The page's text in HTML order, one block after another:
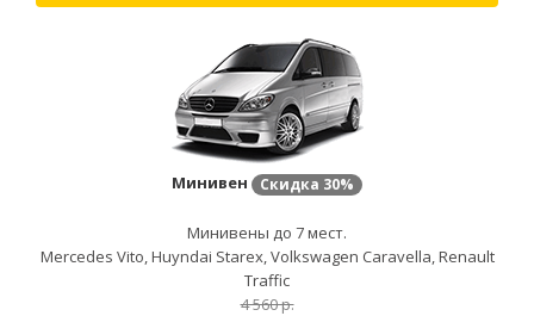
Минивен Скидка 30%
Минивены до 7 мест.
Mercedes Vito, Huyndai Starex, Volkswagen Caravella, Renault
Traffic
4 560 р.